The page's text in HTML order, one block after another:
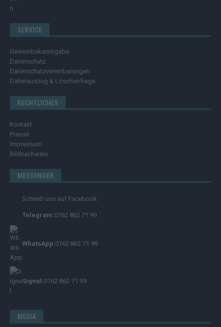
SERVICE
Gewinnbekanntgabe
Datenschutz
Datenschutzvereinbarungen
Datenauszug & Löschanfrage
RECHTLICHES
Kontakt
Presse
Impressum
Bildnachweis
MESSENGER
Schreib uns auf Facebook
Telegram:0162 862 71 99
WhatsApp:0162 862 71 99
Signal:0162 862 71 99
MEDIA